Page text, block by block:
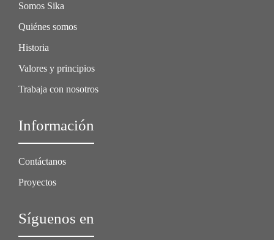
Somos Sika
Quiénes somos
Historia
Valores y principios
Trabaja con nosotros
Información
Contáctanos
Proyectos
Síguenos en